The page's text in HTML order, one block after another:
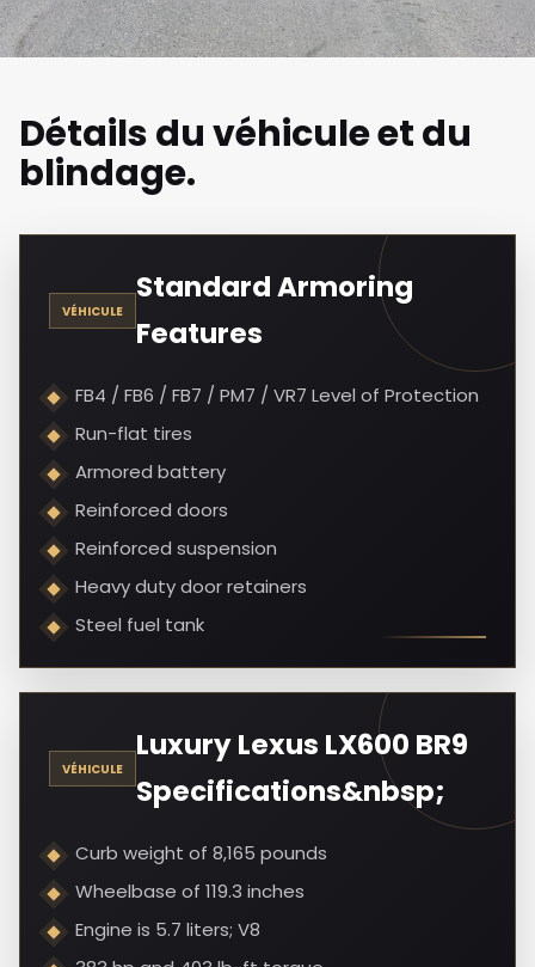
Détails du véhicule et du
blindage.
VÉHICULE
Standard Armoring
Features
FB4 / FB6 / FB7 / PM7 / VR7 Level of Protection
Run-flat tires
Armored battery
Reinforced doors
Reinforced suspension
Heavy duty door retainers
Steel fuel tank
VÉHICULE
Luxury Lexus LX600 BR9
Specifications&nbsp;
Curb weight of 8,165 pounds
Wheelbase of 119.3 inches
Engine is 5.7 liters; V8